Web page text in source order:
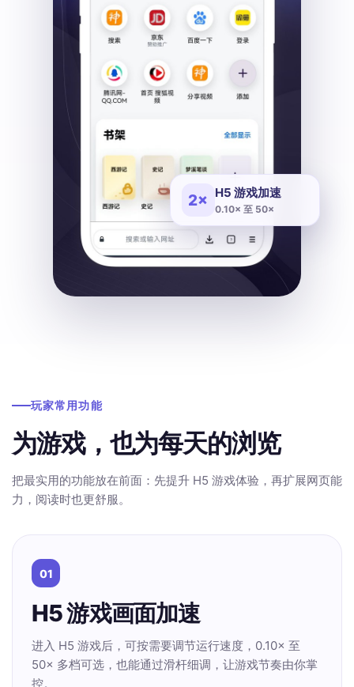
2× H5 游戏加速
0.10× 至 50×
玩家常用功能
为游戏，也为每天的浏览
把最实用的功能放在前面：先提升 H5 游戏体验，再扩展网页能
力，阅读时也更舒服。
01
H5 游戏画面加速
进入 H5 游戏后，可按需要调节运行速度，0.10× 至
50× 多档可选，也能通过滑杆细调，让游戏节奏由你掌
控。